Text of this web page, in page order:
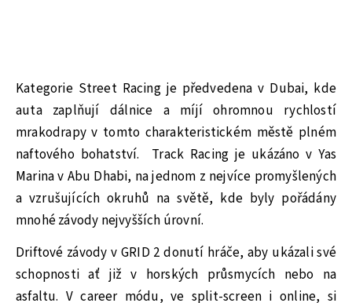
Kategorie Street Racing je předvedena v Dubai, kde
auta zaplňují dálnice a míjí ohromnou rychlostí
mrakodrapy v tomto charakteristickém městě plném
naftového bohatství. Track Racing je ukázáno v Yas
Marina v Abu Dhabi, na jednom z nejvíce promyšlených
a vzrušujících okruhů na světě, kde byly pořádány
mnohé závody nejvyšších úrovní.
Driftové závody v GRID 2 donutí hráče, aby ukázali své
schopnosti ať již v horských průsmycích nebo na
asfaltu. V career módu, ve split-screen i online, si